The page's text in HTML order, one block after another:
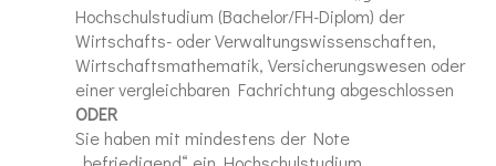
Hochschulstudium (Bachelor/FH-Diplom) der
Wirtschafts- oder Verwaltungswissenschaften,
Wirtschaftsmathematik, Versicherungswesen oder
einer vergleichbaren Fachrichtung abgeschlossen
ODER
Sie haben mit mindestens der Note